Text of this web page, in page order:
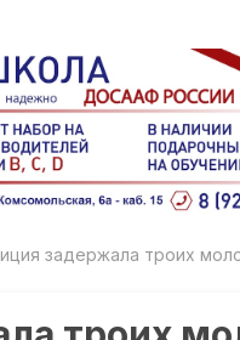
задержала троих